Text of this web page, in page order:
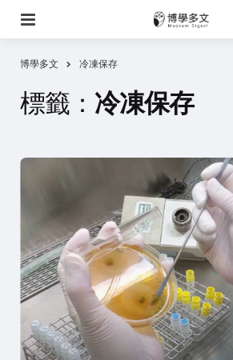
博學多文 冷凍保存
標籤： 冷凍保存